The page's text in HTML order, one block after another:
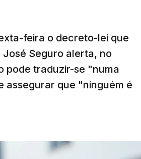
feira o decreto-lei que
Seguro alerta, no
pode traduzir-se "numa
assegurar que "ninguém é